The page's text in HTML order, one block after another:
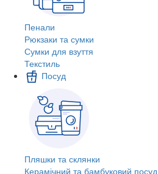
Пенали
Рюкзаки та сумки
Сумки для взуття
Текстиль
Посуд
Пляшки та склянки
Керамічний та бамбуковий посуд